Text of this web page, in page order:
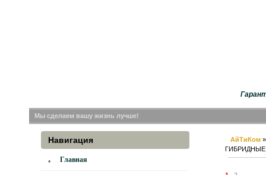
Мы сделаем вашу жизнь лучше!
Навигация
Главная
АйТиКом